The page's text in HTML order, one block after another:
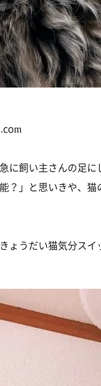
に飼い主さんの足
？」と思いきや、
ょうだい猫気分スイ